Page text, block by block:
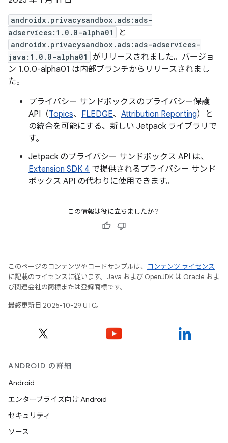
androidx.privacysandbox.ads:ads-
adservices:1.0.0-alpha01
と
androidx.privacysandbox.ads:ads-adservices-
java:1.0.0-alpha01
がリリースされました。バージョ
ン 1.0.0-alpha01 は内部ブランチからリリースされまし
た。
プライバシー サンドボックスのプライバシー保護
API（Topics、 FLEDGE、 Attribution Reporting）と
の統合を可能にする、新しい Jetpack ライブラリで
す。
Jetpack のプライバシー サンドボックス API は、
Extension SDK 4 で提供されるプライバシー サンド
ボックス API の代わりに使用できます。
この情報は役に立ちましたか？
このページのコンテンツやコードサンプルは、
コンテンツ ライセンス
に記載のライセンスに従います。Java および OpenJDK は Oracle およ
び関連会社の商標または登録商標です。
最終更新日 2025-10-29 UTC。
ANDROID の詳細
Android
エンタープライズ向け Android
セキュリティ
ソース